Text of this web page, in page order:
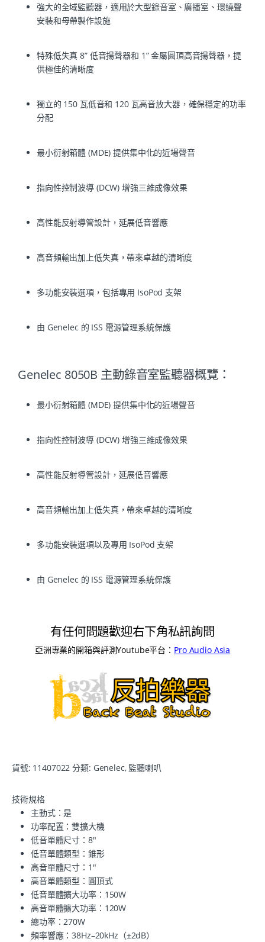
強大的全域監聽器，適用於大型錄音室、廣播室、環繞聲
安裝和母帶製作設施
特殊低失真 8” 低音揚聲器和 1” 金屬圓頂高音揚聲器，提
供極佳的清晰度
獨立的 150 瓦低音和 120 瓦高音放大器，確保穩定的功率
分配
最小衍射箱體 (MDE) 提供集中化的近場聲音
指向性控制波導 (DCW) 增強三維成像效果
高性能反射導管設計，延展低音響應
高音頻輸出加上低失真，帶來卓越的清晰度
多功能安裝選項，包括專用 IsoPod 支架
由 Genelec 的 ISS 電源管理系統保護
Genelec 8050B 主動錄音室監聽器概覽：
最小衍射箱體 (MDE) 提供集中化的近場聲音
指向性控制波導 (DCW) 增強三維成像效果
高性能反射導管設計，延展低音響應
高音頻輸出加上低失真，帶來卓越的清晰度
多功能安裝選項以及專用 IsoPod 支架
由 Genelec 的 ISS 電源管理系統保護
有任何問題歡迎右下角私訊詢問
亞洲專業的開箱與評測Youtube平台： Pro Audio Asia
貨號: 11407022 分類: Genelec, 監聽喇叭
技術規格
主動式：是
功率配置：雙擴大機
低音單體尺寸：8"
低音單體類型：錐形
高音單體尺寸：1"
高音單體類型：圓頂式
低音單體擴大功率：150W
高音單體擴大功率：120W
總功率：270W
頻率響應：38Hz–20kHz（±2dB）